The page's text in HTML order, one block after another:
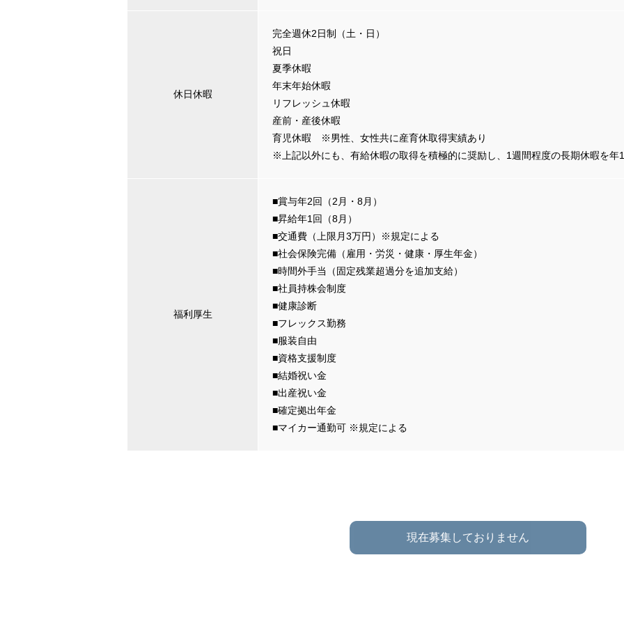
休日休暇
完全週休2日制（土・日）
祝日
夏季休暇
年末年始休暇
リフレッシュ休暇
産前・産後休暇
育児休暇 ※男性、女性共に産育休取得実績あり
※上記以外にも、有給休暇の取得を積極的に奨励し、1週間程度の長期休暇を年
福利厚生
■賞与年2回（2月・8月）
■昇給年1回（8月）
■交通費（上限月3万円）※規定による
■社会保険完備（雇用・労災・健康・厚生年金）
■時間外手当（固定残業超過分を追加支給）
■社員持株会制度
■健康診断
■フレックス勤務
■服装自由
■資格支援制度
■結婚祝い金
■出産祝い金
■確定拠出年金
■マイカー通勤可 ※規定による
現在募集しておりません